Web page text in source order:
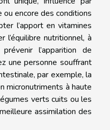
ou encore des conditions
l’apport en vitamines
l’équilibre nutritionnel, à
l’apparition de
une personne souffrant
par exemple, la
micronutriments à haute
verts cuits ou les
assimilation des